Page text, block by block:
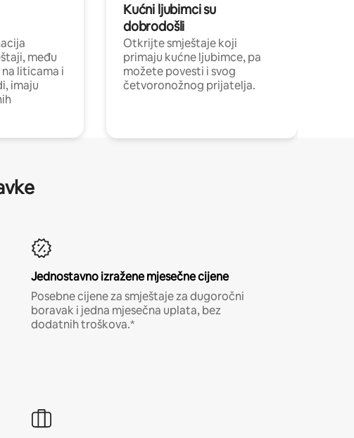
među
liticama i
imaju
Kućni ljubimci su
dobrodošli
Otkrijte smještaje koji
primaju kućne ljubimce, pa
možete povesti i svog
četvoronožnog prijatelja.
Jednostavno izražene mjesečne cijene
Posebne cijene za smještaje za dugoročni
boravak i jedna mjesečna uplata, bez
dodatnih troškova.*